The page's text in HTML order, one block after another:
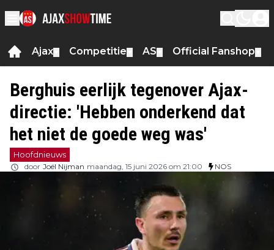
Ajax Competitie AS Official Fanshop
Berghuis eerlijk tegenover Ajax-
directie: 'Hebben onderkend dat
het niet de goede weg was'
Hoofdnieuws
door Joël Nijman maandag, 15 juni 2026 om 21:00 NOS